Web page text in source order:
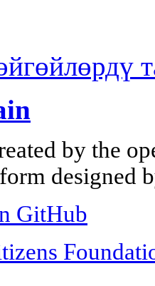
by the
designed
GitHub